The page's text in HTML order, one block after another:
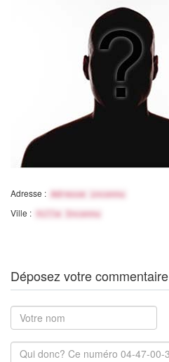
Adresse : Adresse inconnu
Ville : Ville Inconnu
Déposez votre commentaire